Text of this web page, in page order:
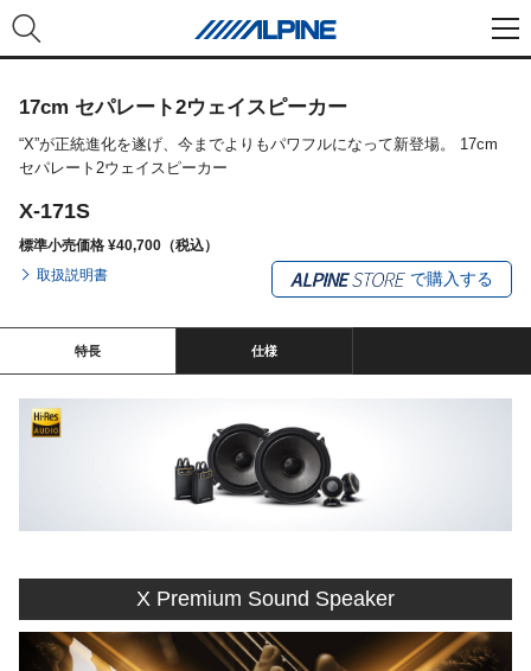
17cm セパレート2ウェイスピーカー
“X”が正統進化を遂げ、今までよりもパワフルになって新登場。 17cm
セパレート2ウェイスピーカー
X-171S
標準小売価格 ¥40,700（税込）
取扱説明書
で購入する
特長 仕様
X Premium Sound Speaker